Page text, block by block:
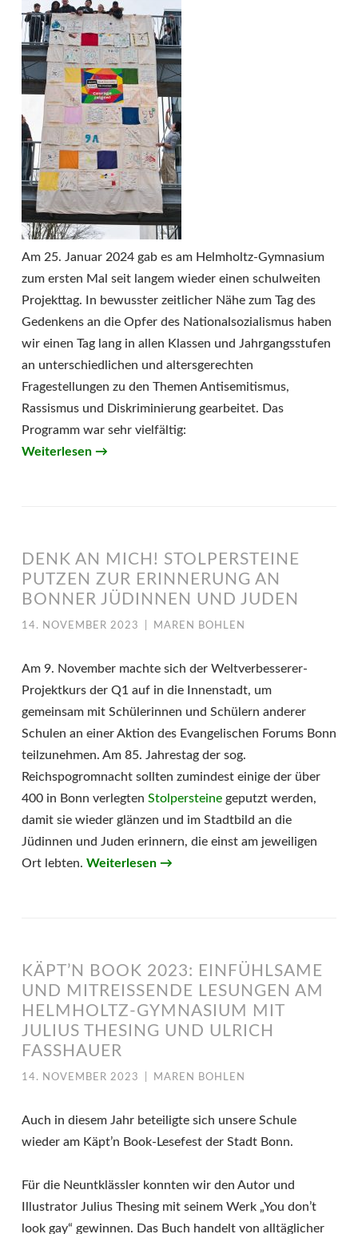
Am 25. Januar 2024 gab es am Helmholtz-Gymnasium
zum ersten Mal seit langem wieder einen schulweiten
Projekttag. In bewusster zeitlicher Nähe zum Tag des
Gedenkens an die Opfer des Nationalsozialismus haben
wir einen Tag lang in allen Klassen und Jahrgangsstufen
an unterschiedlichen und altersgerechten
Fragestellungen zu den Themen Antisemitismus,
Rassismus und Diskriminierung gearbeitet. Das
Programm war sehr vielfältig:
Weiterlesen →
DENK AN MICH! STOLPERSTEINE
PUTZEN ZUR ERINNERUNG AN
BONNER JÜDINNEN UND JUDEN
14. NOVEMBER 2023 MAREN BOHLEN
Am 9. November machte sich der Weltverbesserer-
Projektkurs der Q1 auf in die Innenstadt, um
gemeinsam mit Schülerinnen und Schülern anderer
Schulen an einer Aktion des Evangelischen Forums Bonn
teilzunehmen. Am 85. Jahrestag der sog.
Reichspogromnacht sollten zumindest einige der über
400 in Bonn verlegten Stolpersteine geputzt werden,
damit sie wieder glänzen und im Stadtbild an die
Jüdinnen und Juden erinnern, die einst am jeweiligen
Ort lebten. Weiterlesen →
KÄPT’N BOOK 2023: EINFÜHLSAME
UND MITREISSENDE LESUNGEN AM H
ELMHOLTZ-GYMNASIUM MIT J
ULIUS THESING UND ULRICH F
ASSHAUER
14. NOVEMBER 2023 MAREN BOHLEN
Auch in diesem Jahr beteiligte sich unsere Schule
wieder am Käpt’n Book-Lesefest der Stadt Bonn.
Für die Neuntklässler konnten wir den Autor und
Illustrator Julius Thesing mit seinem Werk „You don’t
look gay“ gewinnen. Das Buch handelt von alltäglicher